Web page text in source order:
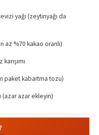
yağı (zeytinyağı da
az %70 kakao oranlı)
paket kabartma tozu)
azar ekleyin)